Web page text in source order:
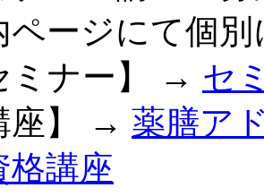
ページにて個
ミナー】 → セ
座】 → 薬膳ア
格講座